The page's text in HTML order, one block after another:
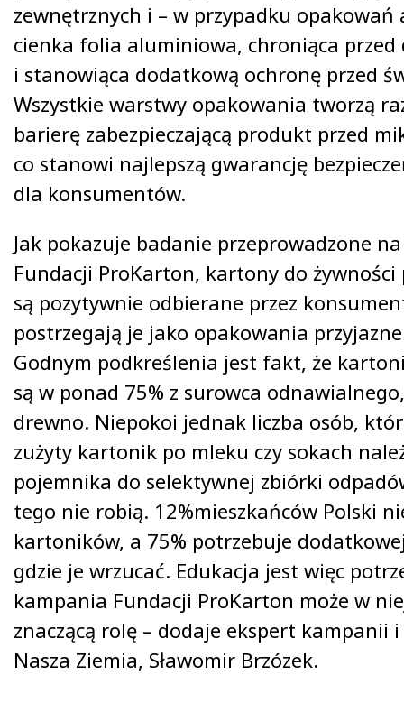
zewnętrznych i – w przypadku opakowań
cienka folia aluminiowa, chroniąca przed
i stanowiąca dodatkową ochronę przed
Wszystkie warstwy opakowania tworzą
barierę zabezpieczającą produkt przed
co stanowi najlepszą gwarancję
dla konsumentów.
Jak pokazuje badanie przeprowadzone
Fundacji ProKarton, kartony do żywności
są pozytywnie odbierane przez
postrzegają je jako opakowania
Godnym podkreślenia jest fakt, że
są w ponad 75% z surowca
drewno. Niepokoi jednak liczba osób,
zużyty kartonik po mleku czy sokach
pojemnika do selektywnej zbiórki
tego nie robią. 12%mieszkańców Polski
kartoników, a 75% potrzebuje
gdzie je wrzucać. Edukacja jest więc
kampania Fundacji ProKarton może w
znaczącą rolę – dodaje ekspert kampanii
Nasza Ziemia, Sławomir Brzózek.